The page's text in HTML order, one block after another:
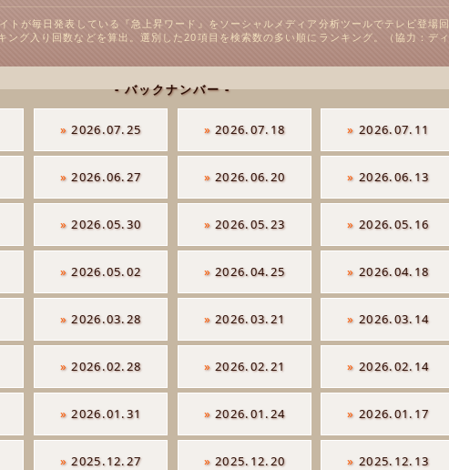
トが毎日発表している『急上昇ワード』をソーシャルメディア分析ツールでテレビ登場回
ング入り回数などを算出。選別した20項目を検索数の多い順にランキング。（協力：ディ
- バックナンバー -
»2026.07.25 »2026.07.18 »2026.07.11
»2026.06.27 »2026.06.20 »2026.06.13
»2026.05.30 »2026.05.23 »2026.05.16
»2026.05.02 »2026.04.25 »2026.04.18
»2026.03.28 »2026.03.21 »2026.03.14
»2026.02.28 »2026.02.21 »2026.02.14
»2026.01.31 »2026.01.24 »2026.01.17
»2025.12.27 »2025.12.20 »2025.12.13